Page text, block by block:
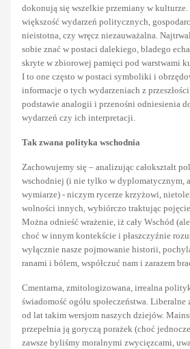
dokonują się wszelkie przemiany w
większość wydarzeń politycznych,
nieistotna, czy wręcz niezauważalna.
sobie znać w postaci dalekiego, bladego
skryte w zbiorowej pamięci pod warstwami
I to one często w postaci symboliki i
informacje o tych wydarzeniach z
podstawie analogii i przenośni odniesienia
wydarzeń czy ich interpretacji.
Tak zwana polityka wschodnia
Zachowujemy się – analizując całokształt
wschodniej (i nie tylko w dyplomatycznym,
wymiarze) - niczym rycerze krzyżowi,
wolności innych, wybiórczo traktując
Można odnieść wrażenie, iż cały Wschód
choć w innym kontekście i płaszczyźnie
wyłącznie nasze pojmowanie historii,
ranami i bólem, współczuć nam i zarazem
Cmentarna, zmitologizowana, irrealna
świadomość ogółu społeczeństwa.
od lat takim wersjom naszych dziejów.
przepełnia ją goryczą porażek (choć
zawsze byliśmy moralnymi zwycięzcami,